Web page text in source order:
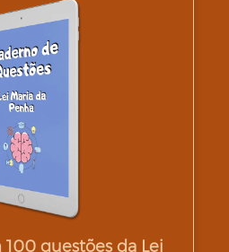
questões da Lei